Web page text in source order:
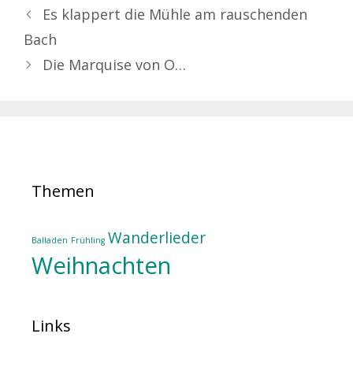
Es klappert die Mühle am rauschenden
Bach
Die Marquise von O…
Themen
Balladen Frühling Wanderlieder
Weihnachten
Links